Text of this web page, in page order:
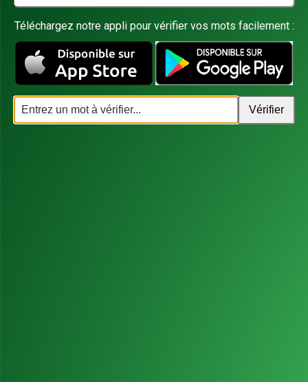
Téléchargez notre appli pour vérifier vos mots facilement :